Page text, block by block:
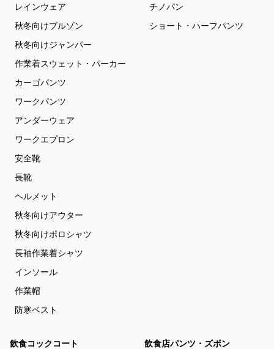
レインウェア
秋冬向けブルゾン
秋冬向けジャンパー
作業着スウェット・パーカー
カーゴパンツ
ワークパンツ
アンダーウェア
ワークエプロン
安全靴
長靴
ヘルメット
秋冬向けアウター
秋冬向けポロシャツ
長袖作業着シャツ
インソール
作業帽
防寒ベスト
チノパン
ショート・ハーフパンツ
飲食コックコート
飲食店パンツ・ズボン